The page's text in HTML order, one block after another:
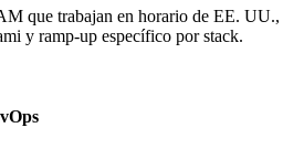
que trabajan en horario de EE. UU.,
y ramp-up específico por stack.